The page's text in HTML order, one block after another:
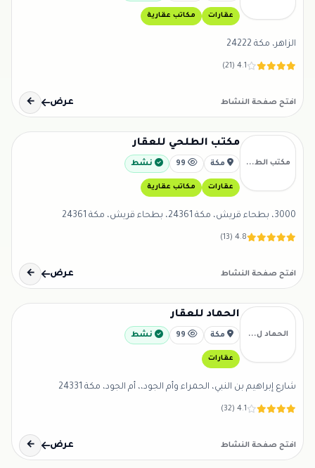
عقارات مكاتب عقارية
الزاهر، مكة 24222
4.1 (21)
افتح صفحة النشاط عرض ←
مكتب الط...
مكتب الطلحي للعقار
مكة نشط
عقارات مكاتب عقارية
3000، بطحاء قريش، مكة 24361، بطحاء قريش، مكة 24361
4.8 (13)
افتح صفحة النشاط عرض ←
الحماد ل...
الحماد للعقار
مكة نشط
عقارات
شارع إبراهيم بن النبي، الحمراء وأم الجود،، أم الجود، مكة 24331
4.1 (32)
افتح صفحة النشاط عرض ←